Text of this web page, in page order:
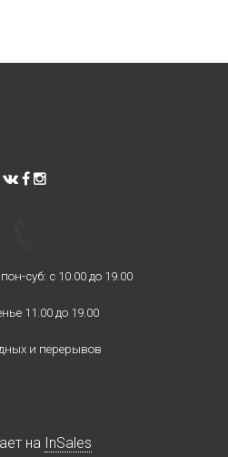
суб: с 10.00 до 19.00
11.00 до 19.00
и перерывов
на InSales